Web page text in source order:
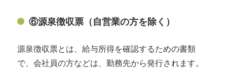
⑥源泉徴収票（自営業の方を除く）
源泉徴収票とは、給与所得を確認するための書類
で、会社員の方などは、勤務先から発行されます。